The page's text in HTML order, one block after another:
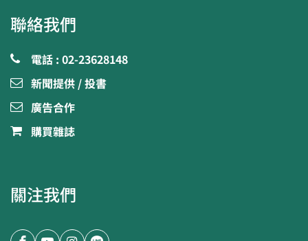
聯絡我們
電話 : 02-23628148
新聞提供 / 投書
廣告合作
購買雜誌
關注我們